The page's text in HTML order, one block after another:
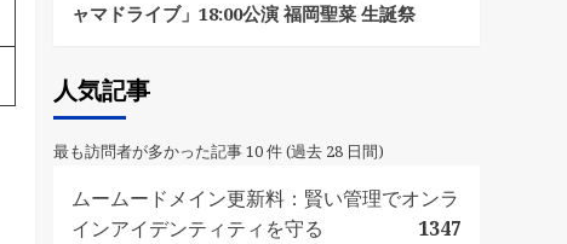
ャマドライブ」18:00公演 福岡聖菜 生誕祭
人気記事
最も訪問者が多かった記事 10 件 (過去 28 日間)
ムームードメイン更新料：賢い管理でオンラ
インアイデンティティを守る
1347